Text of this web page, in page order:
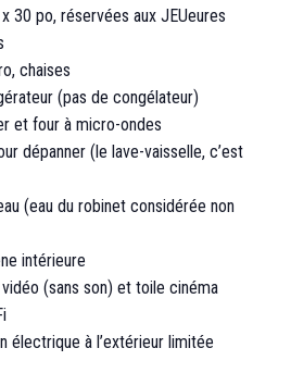
30 po, réservées aux JEUeures
chaises
(pas de congélateur)
et four à micro-ondes
dépanner (le lave-vaisselle, c’est
(eau du robinet considérée non
intérieure
(sans son) et toile cinéma
électrique à l’extérieur limitée